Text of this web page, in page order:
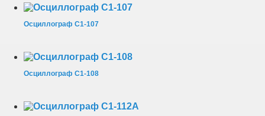
Осциллограф С1-107
Осциллограф С1-108